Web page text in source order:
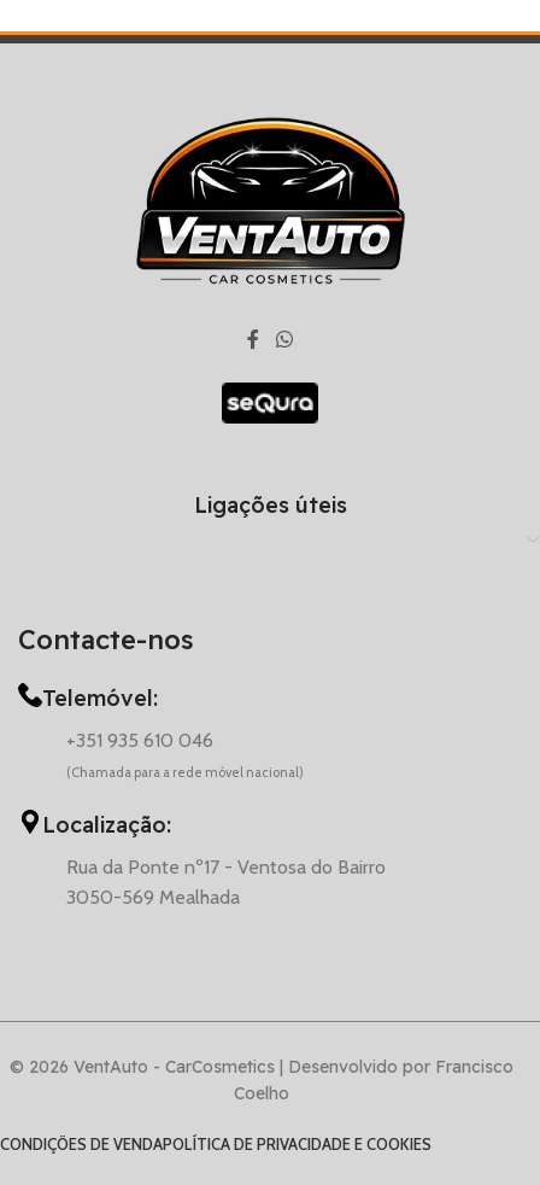
Contacte-nos
Telemóvel:
+351 935 610 046
(Chamada para a rede móvel nacional)
Localização:
Rua da Ponte nº17 - Ventosa do Bairro
3050-569 Mealhada
Ligações úteis
© 2026 VentAuto - CarCosmetics | Desenvolvido por Francisco
Coelho
CONDIÇÕES DE VENDAPOLÍTICA DE PRIVACIDADE E COOKIES